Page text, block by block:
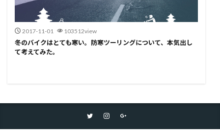
2017-11-01 103512view
冬のバイクはとても寒い。防寒ツーリングについて、本気出し
て考えてみた。